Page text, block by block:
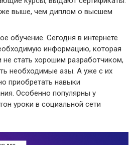
выше, чем диплом о высшем
обучение. Сегодня в интернете
информацию, которая
стать хорошим разработчиком,
необходимые азы. А уже с их
приобретать навыки
Особенно популярны у
уроки в социальной сети